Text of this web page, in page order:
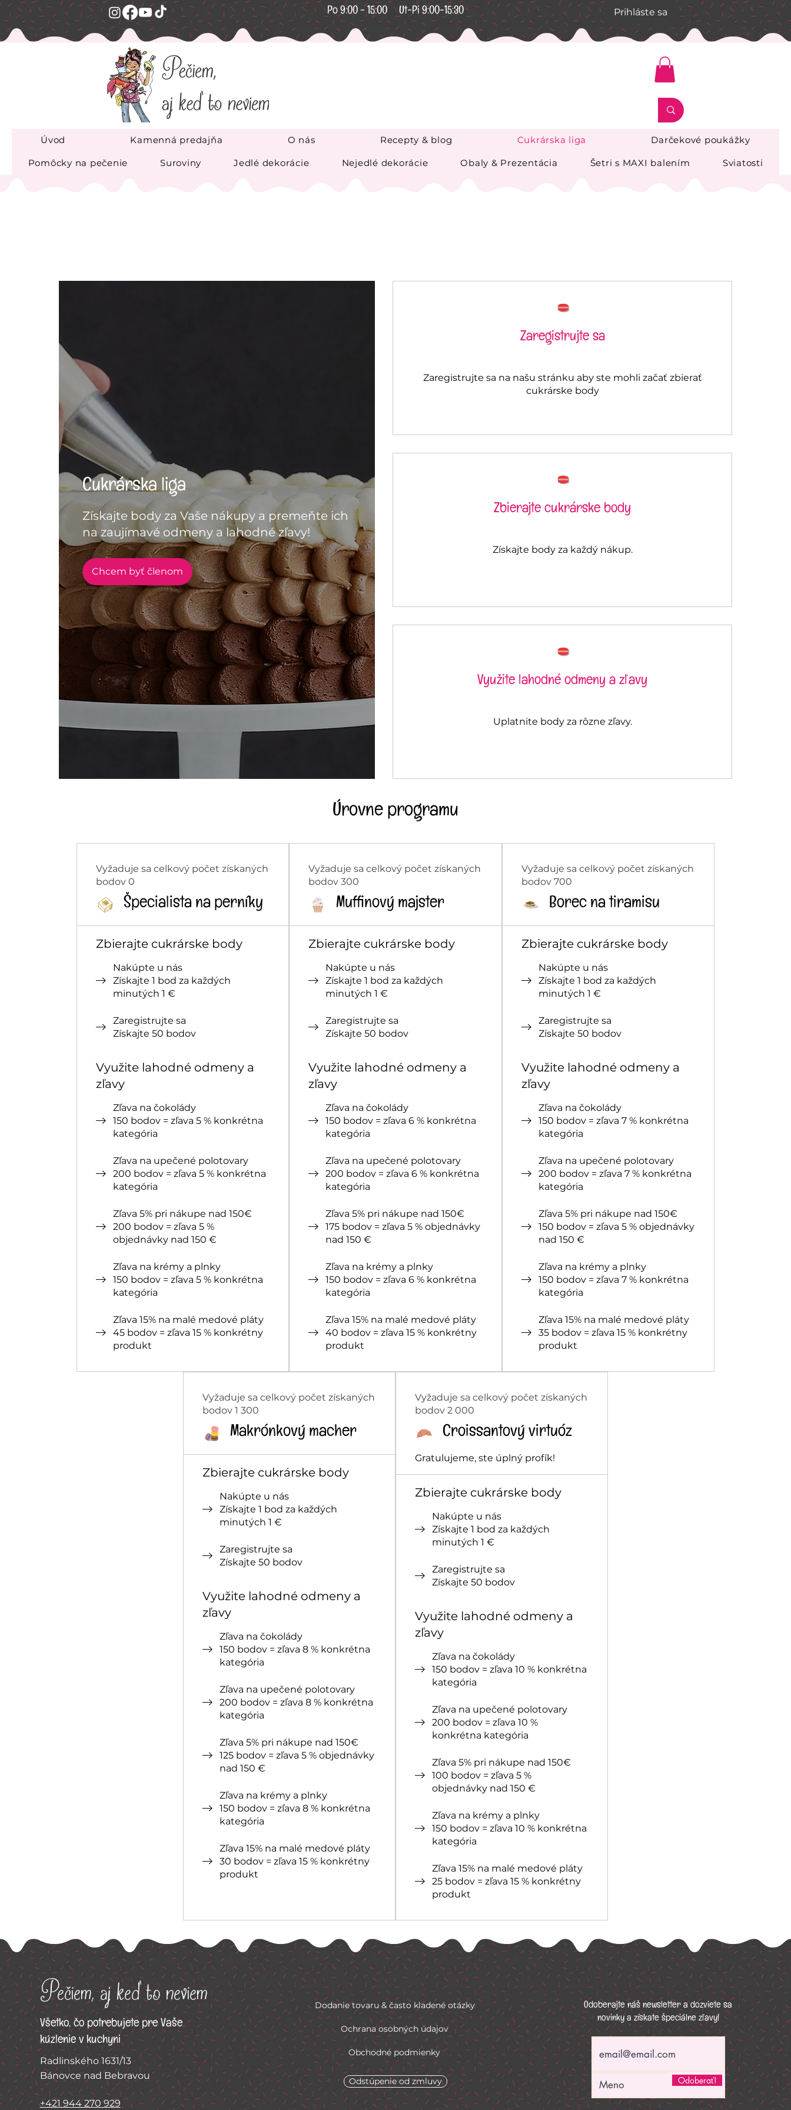
Po 9:00 - 15:00 Ut-Pi 9:00-15:30 Prihláste sa
Úvod Kamenná predajňa O nás Recepty & blog Cukrárska liga Darčekové poukážky
Pomôcky na pečenie Suroviny Jedlé dekorácie Nejedlé dekorácie Obaly & Prezentácia Šetri s MAXI balením Sviatosti
Cukrárska liga
Získajte body za Vaše nákupy a premeňte ich
na zaujímavé odmeny a lahodné zľavy!
Chcem byť členom
Zaregistrujte sa
Zaregistrujte sa na našu stránku aby ste mohli začať zbierať
cukrárske body
Zbierajte cukrárske body
Získajte body za každý nákup.
Využite lahodné odmeny a zľavy
Uplatnite body za rôzne zľavy.
Úrovne programu
Špecialista na perníky
Vyžaduje sa celkový počet získaných
bodov 0
Zbierajte cukrárske body
Nakúpte u nás
Získajte 1 bod za každých
minutých 1 €
Zaregistrujte sa
Získajte 50 bodov
Využite lahodné odmeny a
zľavy
Zľava na čokolády
150 bodov = zľava 5 % konkrétna
kategória
Zľava na upečené polotovary
200 bodov = zľava 5 % konkrétna
kategória
Zľava 5% pri nákupe nad 150€
200 bodov = zľava 5 %
objednávky nad 150 €
Zľava na krémy a plnky
150 bodov = zľava 5 % konkrétna
kategória
Zľava 15% na malé medové pláty
45 bodov = zľava 15 % konkrétny
produkt
Muffinový majster
Vyžaduje sa celkový počet získaných
bodov 300
Zbierajte cukrárske body
Nakúpte u nás
Získajte 1 bod za každých
minutých 1 €
Zaregistrujte sa
Získajte 50 bodov
Využite lahodné odmeny a
zľavy
Zľava na čokolády
150 bodov = zľava 6 % konkrétna
kategória
Zľava na upečené polotovary
200 bodov = zľava 6 % konkrétna
kategória
Zľava 5% pri nákupe nad 150€
175 bodov = zľava 5 % objednávky
nad 150 €
Zľava na krémy a plnky
150 bodov = zľava 6 % konkrétna
kategória
Zľava 15% na malé medové pláty
40 bodov = zľava 15 % konkrétny
produkt
Borec na tiramisu
Vyžaduje sa celkový počet získaných
bodov 700
Zbierajte cukrárske body
Nakúpte u nás
Získajte 1 bod za každých
minutých 1 €
Zaregistrujte sa
Získajte 50 bodov
Využite lahodné odmeny a
zľavy
Zľava na čokolády
150 bodov = zľava 7 % konkrétna
kategória
Zľava na upečené polotovary
200 bodov = zľava 7 % konkrétna
kategória
Zľava 5% pri nákupe nad 150€
150 bodov = zľava 5 % objednávky
nad 150 €
Zľava na krémy a plnky
150 bodov = zľava 7 % konkrétna
kategória
Zľava 15% na malé medové pláty
35 bodov = zľava 15 % konkrétny
produkt
Makrónkový macher
Vyžaduje sa celkový počet získaných
bodov 1 300
Zbierajte cukrárske body
Nakúpte u nás
Získajte 1 bod za každých
minutých 1 €
Zaregistrujte sa
Získajte 50 bodov
Využite lahodné odmeny a
zľavy
Zľava na čokolády
150 bodov = zľava 8 % konkrétna
kategória
Zľava na upečené polotovary
200 bodov = zľava 8 % konkrétna
kategória
Zľava 5% pri nákupe nad 150€
125 bodov = zľava 5 % objednávky
nad 150 €
Zľava na krémy a plnky
150 bodov = zľava 8 % konkrétna
kategória
Zľava 15% na malé medové pláty
30 bodov = zľava 15 % konkrétny
produkt
Croissantový virtuóz
Vyžaduje sa celkový počet získaných
bodov 2 000
Gratulujeme, ste úplný profík!
Zbierajte cukrárske body
Nakúpte u nás
Získajte 1 bod za každých
minutých 1 €
Zaregistrujte sa
Získajte 50 bodov
Využite lahodné odmeny a
zľavy
Zľava na čokolády
150 bodov = zľava 10 % konkrétna
kategória
Zľava na upečené polotovary
200 bodov = zľava 10 %
konkrétna kategória
Zľava 5% pri nákupe nad 150€
100 bodov = zľava 5 %
objednávky nad 150 €
Zľava na krémy a plnky
150 bodov = zľava 10 % konkrétna
kategória
Zľava 15% na malé medové pláty
25 bodov = zľava 15 % konkrétny
produkt
Pečiem, aj keď to neviem
Všetko, čo potrebujete pre Vaše
kúzlenie v kuchyni
Radlinského 1631/13
Bánovce nad Bebravou
+421 944 270 929
Dodanie tovaru & často kladené otázky
Ochrana osobných údajov
Obchodné podmienky
Odstúpenie od zmluvy
Odoberajte náš newsletter a dozviete sa
novinky a získate špeciálne zľavy!
Odoberať!